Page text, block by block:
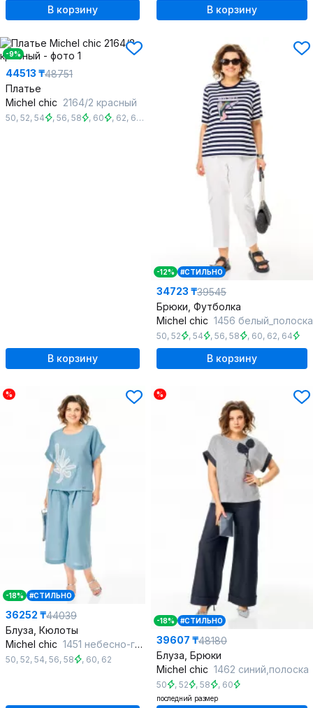
В корзину В корзину
-9%
44513 ₸48751
Платье
Michel chic 2164/2 красный
50, 52, 54 , 56, 58 , 60 , 62, 64 ,
В корзину
-12% #СТИЛЬНО
34723 ₸39545
Брюки, Футболка
Michel chic 1456 белый_полоска
50, 52 , 54 , 56, 58 , 60, 62, 64
В корзину
%
-18% #СТИЛЬНО
36252 ₸44039
Блуза, Кюлоты
Michel chic 1451 небесно-голубой
50, 52, 54, 56, 58 , 60, 62
%
-18% #СТИЛЬНО
39607 ₸48180
Блуза, Брюки
Michel chic 1462 синий,полоска
50 , 52 , 58 , 60
последний размер